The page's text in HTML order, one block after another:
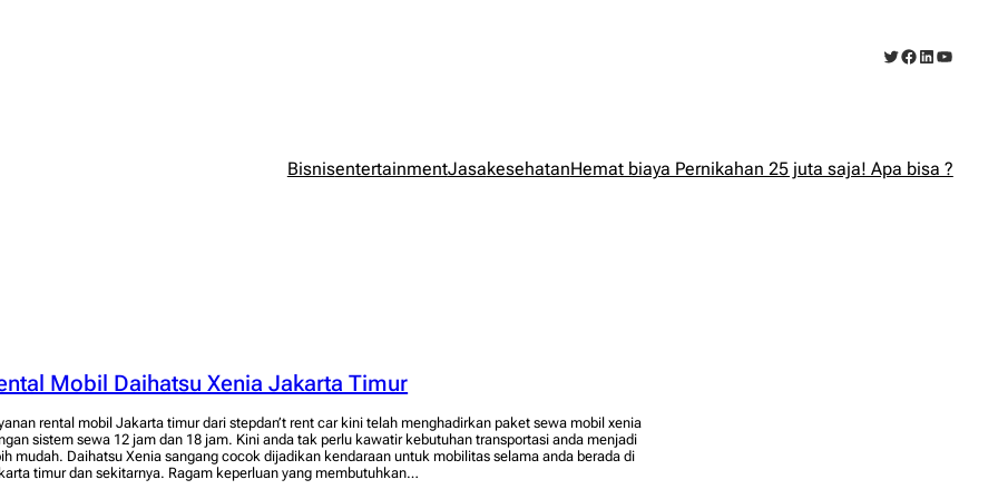
Twitter
Facebook
LinkedIn
BisnisentertainmentJasakesehatanHemat biaya Pernikahan 25 juta saja! Apa bisa ?
Mobil Daihatsu Xenia Jakarta Timur
rental mobil Jakarta timur dari stepdan’t rent car kini telah menghadirkan paket sewa mobil xenia
sistem sewa 12 jam dan 18 jam. Kini anda tak perlu kawatir kebutuhan transportasi anda menjadi
mudah. Daihatsu Xenia sangang cocok dijadikan kendaraan untuk mobilitas selama anda berada di
timur dan sekitarnya. Ragam keperluan yang membutuhkan…